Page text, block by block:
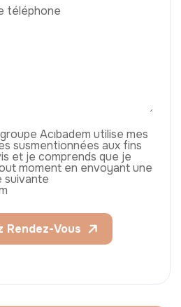
Acıbadem utilise mes
susmentionnées aux fins
et je comprends que je
moment en envoyant une
suivante
Rendez-Vous